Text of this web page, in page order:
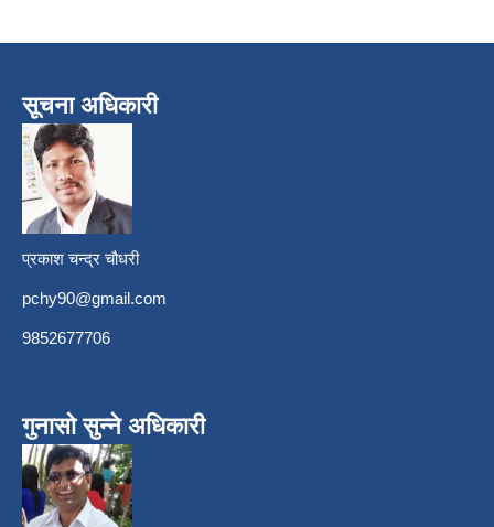
सूचना अधिकारी
प्रकाश चन्द्र चौधरी
pchy90@gmail.com
9852677706
गुनासो सुन्ने अधिकारी